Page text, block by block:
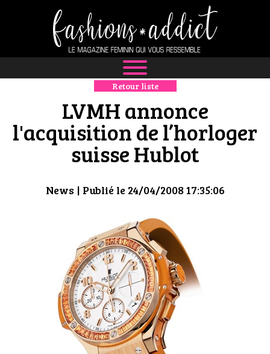
NEWS
MODE
LUXE
DÉFILÉS
BOUTIQUE
CULTURE
HIGH TECH
MAISON
AUTO
Retour liste
LVMH annonce
l'acquisition de l’horloger
suisse Hublot
News | Publié le 24/04/2008 17:35:06